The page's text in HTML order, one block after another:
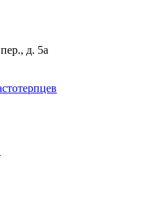
д. 5а